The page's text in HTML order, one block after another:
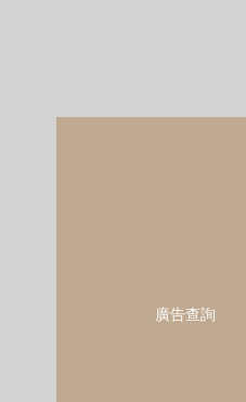
廣告查詢